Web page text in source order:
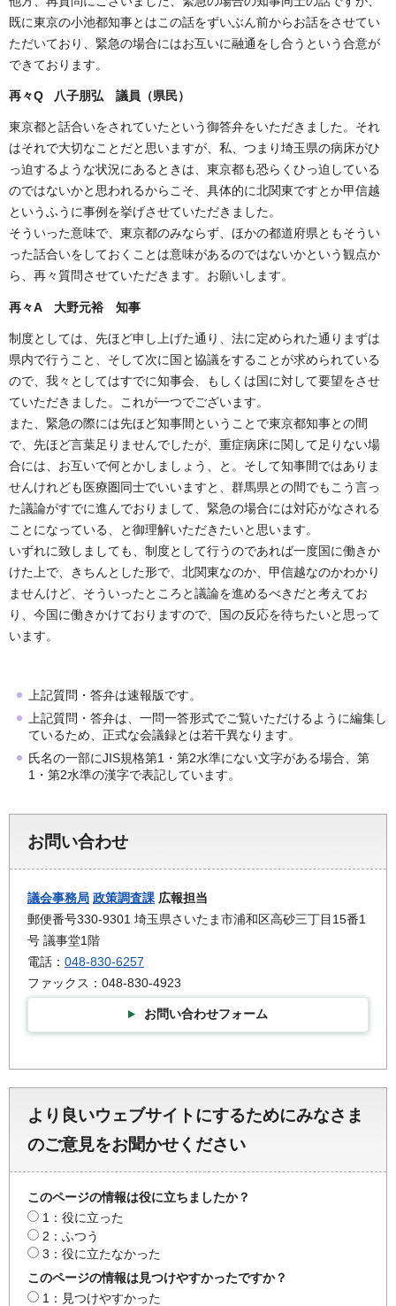
既に東京の小池都知事とはこの話をずいぶん前からお話をさせてい
ただいており、緊急の場合にはお互いに融通をし合うという合意が
できております。
再々Q 八子朋弘 議員（県民）
東京都と話合いをされていたという御答弁をいただきました。それ
はそれで大切なことだと思いますが、私、つまり埼玉県の病床がひ
っ迫するような状況にあるときは、東京都も恐らくひっ迫している
のではないかと思われるからこそ、具体的に北関東ですとか甲信越
というふうに事例を挙げさせていただきました。
そういった意味で、東京都のみならず、ほかの都道府県ともそうい
った話合いをしておくことは意味があるのではないかという観点か
ら、再々質問させていただきます。お願いします。
再々A 大野元裕 知事
制度としては、先ほど申し上げた通り、法に定められた通りまずは
県内で行うこと、そして次に国と協議をすることが求められている
ので、我々としてはすでに知事会、もしくは国に対して要望をさせ
ていただきました。これが一つでございます。
また、緊急の際には先ほど知事間ということで東京都知事との間
で、先ほど言葉足りませんでしたが、重症病床に関して足りない場
合には、お互いで何とかしましょう、と。そして知事間ではありま
せんけれども医療圏同士でいいますと、群馬県との間でもこう言っ
た議論がすでに進んでおりまして、緊急の場合には対応がなされる
ことになっている、と御理解いただきたいと思います。
いずれに致しましても、制度として行うのであれば一度国に働きか
けた上で、きちんとした形で、北関東なのか、甲信越なのかわかり
ませんけど、そういったところと議論を進めるべきだと考えてお
り、今国に働きかけておりますので、国の反応を待ちたいと思って
います。
上記質問・答弁は速報版です。
上記質問・答弁は、一問一答形式でご覧いただけるように編集し
ているため、正式な会議録とは若干異なります。
氏名の一部にJIS規格第1・第2水準にない文字がある場合、第
1・第2水準の漢字で表記しています。
お問い合わせ
議会事務局 政策調査課 広報担当
郵便番号330-9301 埼玉県さいたま市浦和区高砂三丁目15番1
号 議事堂1階
電話： 048-830-6257
ファックス：048-830-4923
お問い合わせフォーム
より良いウェブサイトにするためにみなさま
のご意見をお聞かせください
このページの情報は役に立ちましたか？
1：役に立った
2：ふつう
3：役に立たなかった
このページの情報は見つけやすかったですか？
1：見つけやすかった